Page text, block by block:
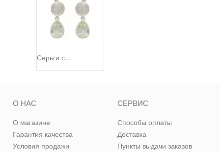
Серьги с...
О НАС
О магазине
Гарантия качества
Условия продажи
СЕРВИС
Способы оплаты
Доставка
Пункты выдачи заказов